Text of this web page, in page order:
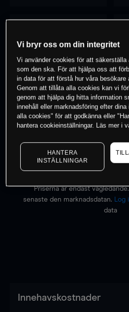
0% av kunderna har en
instrument
Börja
Priserna är endast
senaste den marknadsdatan.
Log
data
Innehavskostnader
Vi bryr oss om din integritet
Vi använder cookies för att säkerställa
som den ska. För att hjälpa oss att
in data för att förstå hur våra besökare
Genom att tillåta alla cookies kan vi
genom att hjälpa dig hitta information
innehåll eller marknadsföring efter
alla cookies" för att godkänna eller
hantera cookieinställningar. Läs mer i
HANTERA
INSTÄLLNINGAR